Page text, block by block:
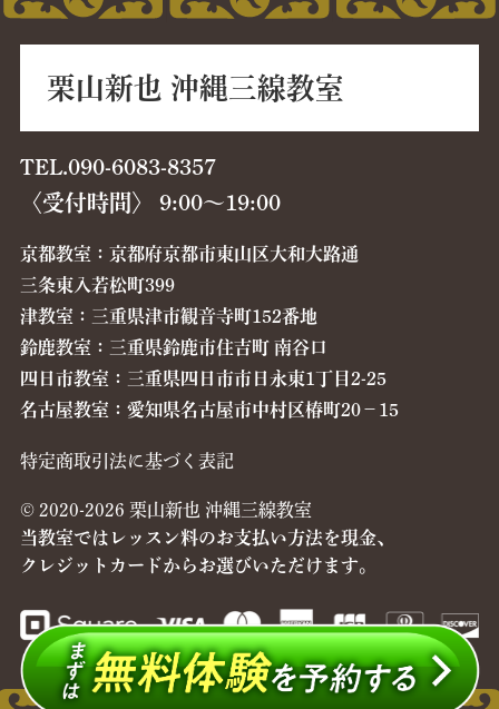
栗山新也 沖縄三線教室
TEL.090-6083-8357
〈受付時間〉 9:00〜19:00
京都教室：京都府京都市東山区大和大路通
三条東入若松町399
津教室：三重県津市観音寺町152番地
鈴鹿教室：三重県鈴鹿市住吉町 南谷口
四日市教室：三重県四日市市日永東1丁目2-25
名古屋教室：愛知県名古屋市中村区椿町20−15
特定商取引法に基づく表記
© 2020-2026 栗山新也 沖縄三線教室
当教室ではレッスン料のお支払い方法を現金、
クレジットカードからお選びいただけます。